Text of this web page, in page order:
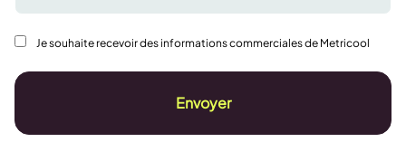
Je souhaite recevoir des informations commerciales de Metricool
Envoyer